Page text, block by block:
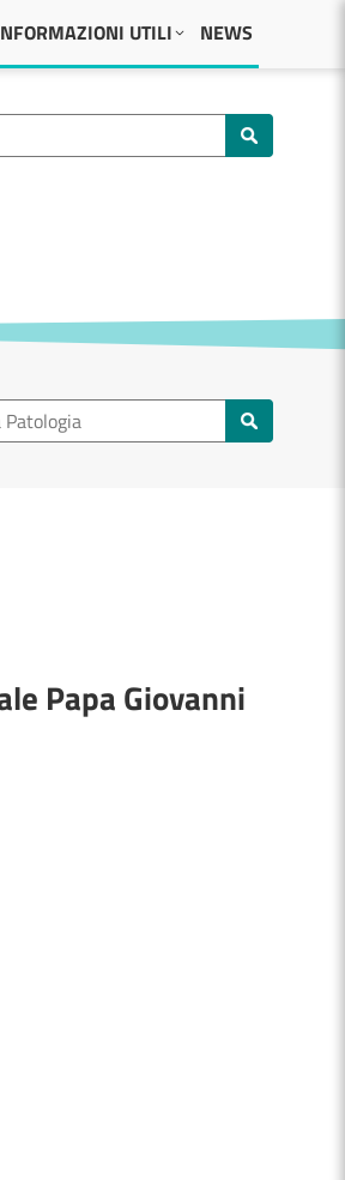
UTILI NEWS
patologia
Papa Giovanni